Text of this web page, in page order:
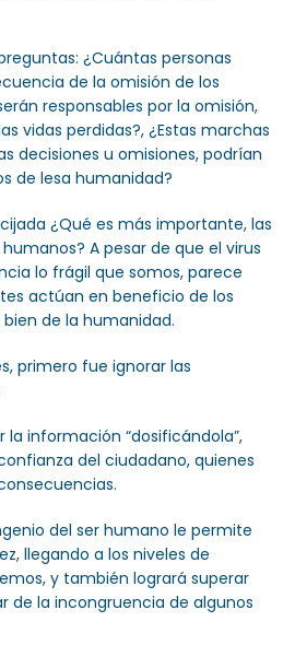
¿Cuántas personas
de la omisión de los
responsables por la omisión,
vidas perdidas?, ¿Estas marchas
decisiones u omisiones, podrían
de lesa humanidad?
¿Qué es más importante, las
A pesar de que el virus
lo frágil que somos, parece
actúan en beneficio de los
de la humanidad.
primero fue ignorar las
la información “dosificándola”,
del ciudadano, quienes
del ser humano le permite
llegando a los niveles de
y también logrará superar
de la incongruencia de algunos